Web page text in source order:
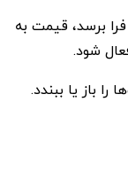
برسد، قیمت به
شود.
باز یا ببندد.